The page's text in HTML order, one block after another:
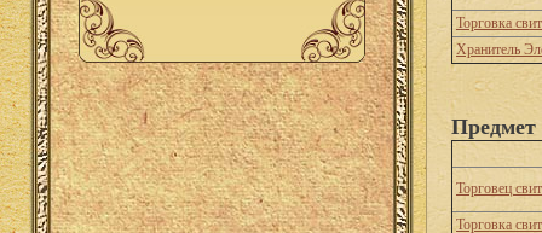
Торговка
Хранитель
Торговец
Торговка